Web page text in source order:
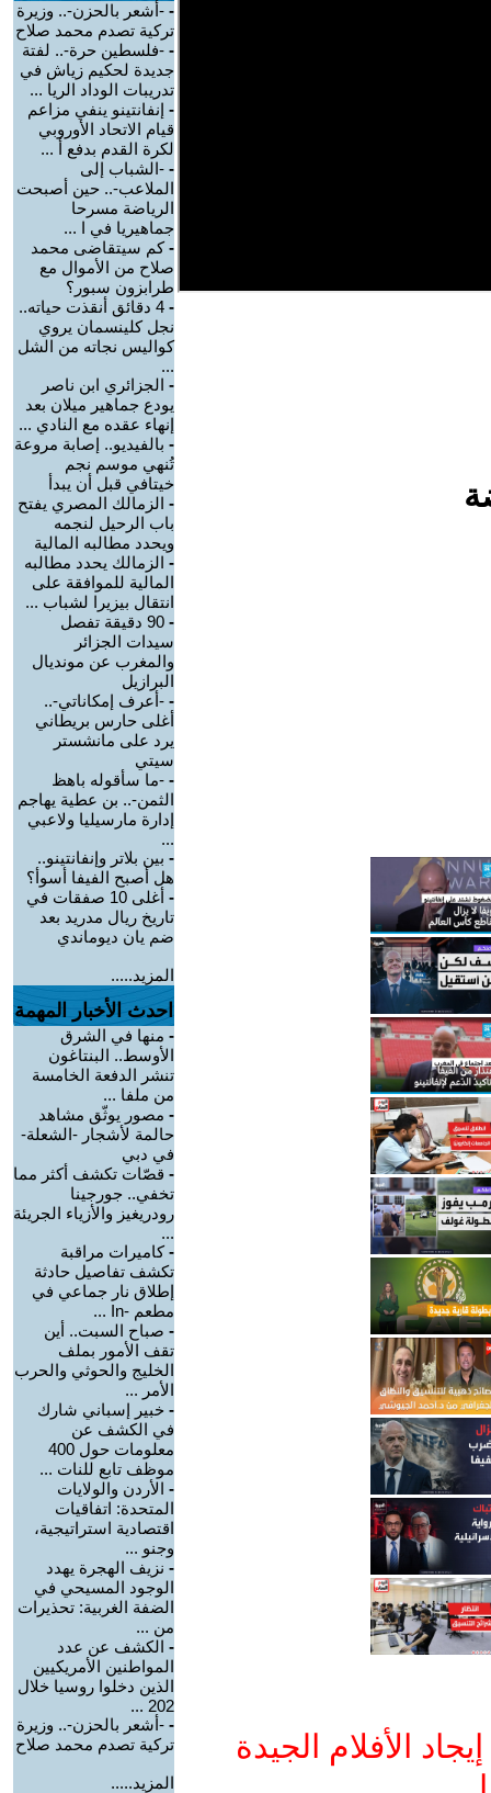
الأفلام الجيدة
- -أشعر بالحزن-.. وزيرة
تركية تصدم محمد صلاح
- -فلسطين حرة-.. لفتة
جديدة لحكيم زياش في
تدريبات الوداد الريا ...
- إنفانتينو ينفي مزاعم
قيام الاتحاد الأوروبي
لكرة القدم بدفع أ ...
- -الشباب إلى
الملاعب-.. حين أصبحت
الرياضة مسرحا
جماهيريا في ا ...
-كم سيتقاضى محمد
صلاح من الأموال مع
طرابزون سبور؟
-
4 دقائق أنقذت حياته..
نجل كلينسمان يروي
كواليس نجاته من الشل
...
- الجزائري ابن ناصر
يودع جماهير ميلان بعد
إنهاء عقده مع النادي ...
- بالفيديو.. إصابة مروعة
تُنهي موسم نجم
خيتافي قبل أن يبدأ
- الزمالك المصري يفتح
باب الرحيل لنجمه
ويحدد مطالبه المالية
- الزمالك يحدد مطالبه
المالية للموافقة على
انتقال بيزيرا لشباب ...
-
90 دقيقة تفصل
سيدات الجزائر
والمغرب عن مونديال
البرازيل
- -أعرف إمكاناتي-..
أغلى حارس بريطاني
يرد على مانشستر
سيتي
- -ما سأقوله باهظ
الثمن-.. بن عطية يهاجم
إدارة مارسيليا ولاعبي
...
- بين بلاتر وإنفانتينو..
هل أصبح الفيفا أسوأ؟
-
أغلى 10 صفقات في
تاريخ ريال مدريد بعد
ضم يان ديوماندي
المزيد.....
احدث الأخبار المهمة
- منها في الشرق
الأوسط.. البنتاغون
تنشر الدفعة الخامسة
من ملفا ...
- مصور يوثّق مشاهد
حالمة لأشجار -الشعلة-
في دبي
- قصّات تكشف أكثر مما
تخفي.. جورجينا
رودريغيز والأزياء الجريئة
...
-كاميرات مراقبة
تكشف تفاصيل حادثة
إطلاق نار جماعي في
مطعم -In ...
- صباح السبت.. أين
تقف الأمور بملف
الخليج والحوثي والحرب
الأمر ...
- خبير إسباني شارك
في الكشف عن
معلومات حول 400
موظف تابع للنات ...
- الأردن والولايات
المتحدة: اتفاقيات
اقتصادية استراتيجية،
وجنو ...
- نزيف الهجرة يهدد
الوجود المسيحي في
الضفة الغربية: تحذيرات
من ...
- الكشف عن عدد
المواطنين الأمريكيين
الذين دخلوا روسيا خلال
202 ...
- -أشعر بالحزن-.. وزيرة
تركية تصدم محمد صلاح
المزيد.....